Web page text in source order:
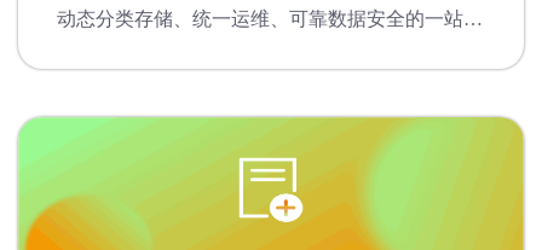
动态分类存储、统一运维、可靠数据安全的一站式